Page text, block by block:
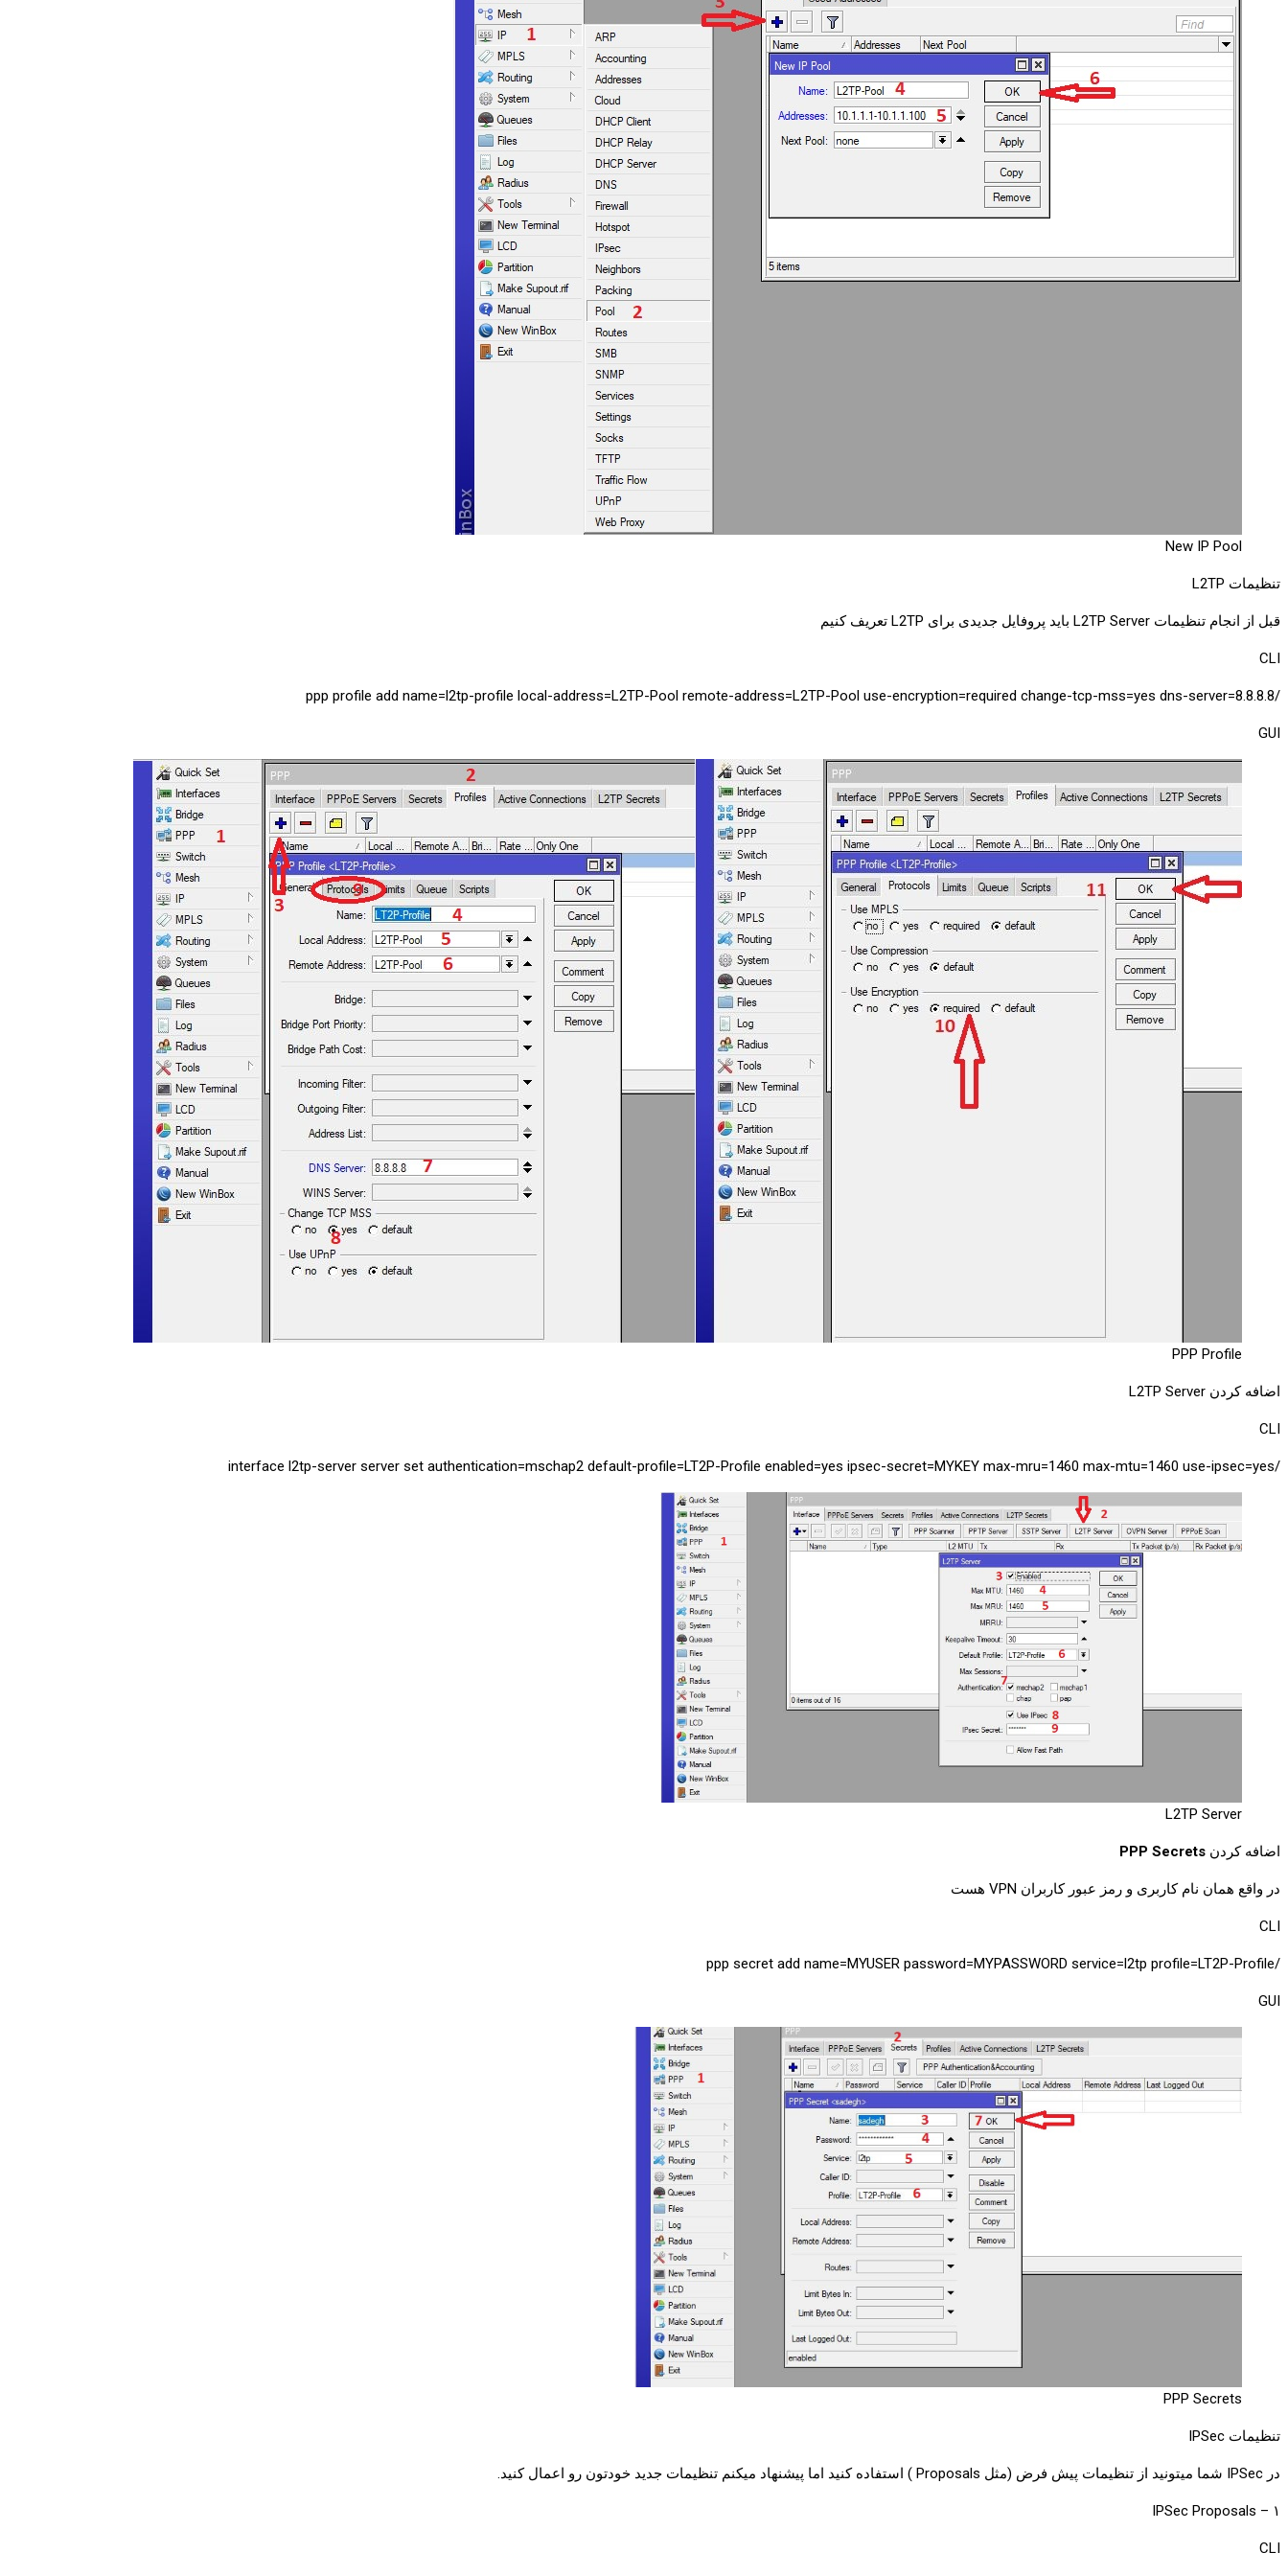
New IP Pool
تنظیمات L2TP
قبل از انجام تنظیمات L2TP Server باید پروفایل جدیدی برای L2TP تعریف کنیم
CLI
/ppp profile add name=l2tp-profile local-address=L2TP-Pool remote-address=L2TP-Pool use-encryption=required change-tcp-mss=yes dns-server=8.8.8.8
GUI
PPP Profile
اضافه کردن L2TP Server
CLI
/interface l2tp-server server set authentication=mschap2 default-profile=LT2P-Profile enabled=yes ipsec-secret=MYKEY max-mru=1460 max-mtu=1460 use-ipsec=yes
L2TP Server
اضافه کردن PPP Secrets
در واقع همان نام کاربری و رمز عبور کاربران VPN هست
CLI
/ppp secret add name=MYUSER password=MYPASSWORD service=l2tp profile=LT2P-Profile
GUI
PPP Secrets
تنظیمات IPSec
در IPSec شما میتونید از تنظیمات پیش فرض (مثل Proposals ) استفاده کنید اما پیشنهاد میکنم تنظیمات جدید خودتون رو اعمال کنید.
۱ – IPSec Proposals
CLI